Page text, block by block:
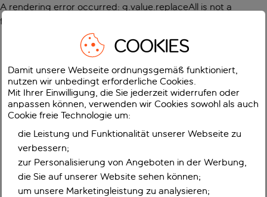
A rendering error occurred: g.value.replaceAll is not a
function
COOKIES
Damit unsere Webseite ordnungsgemäß funktioniert,
nutzen wir unbedingt erforderliche Cookies.
Mit Ihrer Einwilligung, die Sie jederzeit widerrufen oder
anpassen können, verwenden wir Cookies sowohl als auch
Cookie freie Technologie um:
die Leistung und Funktionalität unserer Webseite zu
verbessern;
zur Personalisierung von Angeboten in der Werbung,
die Sie auf unserer Website sehen können;
um unsere Marketingleistung zu analysieren;